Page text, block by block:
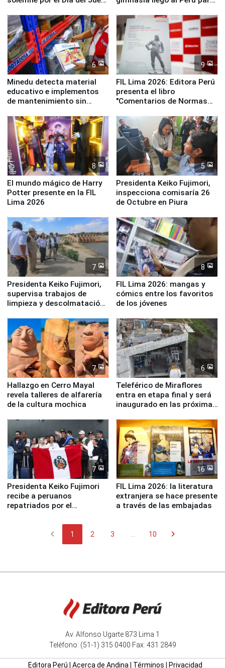
Panamericanos Lima 2027
6
Minedu detecta material
educativo e implementos
de mantenimiento sin
la UGEL 2
9
FIL Lima 2026: Editora Perú
presenta el libro
"Comentarios de Normas
Derecho Colectivo"
8
El mundo mágico de Harry
Potter presente en la FIL
Lima 2026
5
Presidenta Keiko Fujimori,
inspecciona comisaría 26
de Octubre en Piura
7
Presidenta Keiko Fujimori,
supervisa trabajos de
limpieza y descolmatación
8
FIL Lima 2026: mangas y
cómics entre los favoritos
de los jóvenes
7
Hallazgo en Cerro Mayal
revela talleres de alfarería
de la cultura mochica
6
Teleférico de Miraflores
entra en etapa final y será
inaugurado en las próximas
7
Presidenta Keiko Fujimori
recibe a peruanos
repatriados por el
16
FIL Lima 2026: la literatura
extranjera se hace presente
a través de las embajadas
chevron_left 1 2 3 10 chevron_right
Av. Alfonso Ugarte 873 Lima 1
Teléfono: (51-1) 315 0400 Fax: 431 2849
Editora Perú Acerca de Andina| Términos Privacidad